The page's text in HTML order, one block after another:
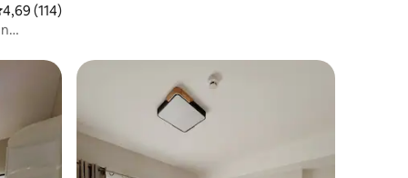
beoordeling van 4,69 uit 5, 114 recensies
4,69 (114)